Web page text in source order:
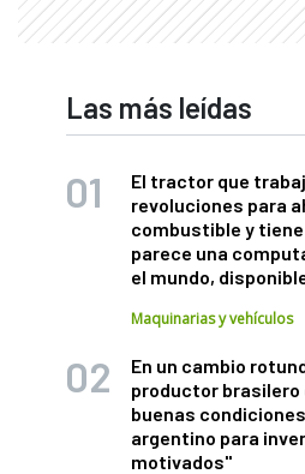
Las más leídas
El tractor que
revoluciones para
combustible y
parece una
el mundo,
Maquinarias y vehículos
En un cambio
productor
buenas
argentino para
motivados"